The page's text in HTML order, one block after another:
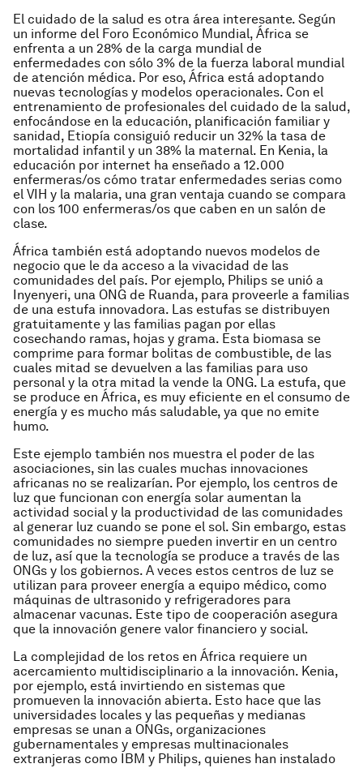
El cuidado de la salud es otra área interesante. Según
un informe del Foro Económico Mundial, África se
enfrenta a un 28% de la carga mundial de
enfermedades con sólo 3% de la fuerza laboral mundial
de atención médica. Por eso, África está adoptando
nuevas tecnologías y modelos operacionales. Con el
entrenamiento de profesionales del cuidado de la salud,
enfocándose en la educación, planificación familiar y
sanidad, Etiopía consiguió reducir un 32% la tasa de
mortalidad infantil y un 38% la maternal. En Kenia, la
educación por internet ha enseñado a 12.000
enfermeras/os cómo tratar enfermedades serias como
el VIH y la malaria, una gran ventaja cuando se compara
con los 100 enfermeras/os que caben en un salón de
clase.
África también está adoptando nuevos modelos de
negocio que le da acceso a la vivacidad de las
comunidades del país. Por ejemplo, Philips se unió a
Inyenyeri, una ONG de Ruanda, para proveerle a familias
de una estufa innovadora. Las estufas se distribuyen
gratuitamente y las familias pagan por ellas
cosechando ramas, hojas y grama. Esta biomasa se
comprime para formar bolitas de combustible, de las
cuales mitad se devuelven a las familias para uso
personal y la otra mitad la vende la ONG. La estufa, que
se produce en África, es muy eficiente en el consumo de
energía y es mucho más saludable, ya que no emite
humo.
Este ejemplo también nos muestra el poder de las
asociaciones, sin las cuales muchas innovaciones
africanas no se realizarían. Por ejemplo, los centros de
luz que funcionan con energía solar aumentan la
actividad social y la productividad de las comunidades
al generar luz cuando se pone el sol. Sin embargo, estas
comunidades no siempre pueden invertir en un centro
de luz, así que la tecnología se produce a través de las
ONGs y los gobiernos. A veces estos centros de luz se
utilizan para proveer energía a equipo médico, como
máquinas de ultrasonido y refrigeradores para
almacenar vacunas. Este tipo de cooperación asegura
que la innovación genere valor financiero y social.
La complejidad de los retos en África requiere un
acercamiento multidisciplinario a la innovación. Kenia,
por ejemplo, está invirtiendo en sistemas que
promueven la innovación abierta. Esto hace que las
universidades locales y las pequeñas y medianas
empresas se unan a ONGs, organizaciones
gubernamentales y empresas multinacionales
extranjeras como IBM y Philips, quienes han instalado